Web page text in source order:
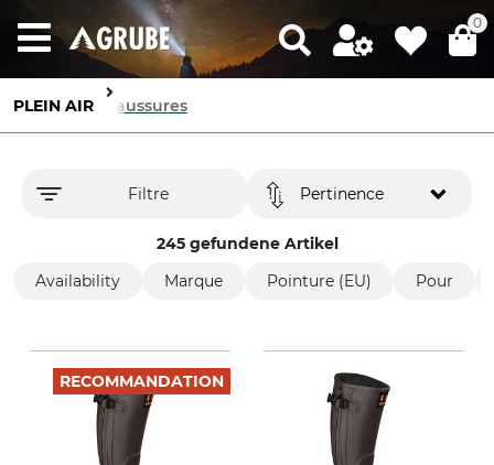
0
PLEIN AIR Chaussures
Filtre
245 gefundene Artikel
Pertinence
Availability Marque Pointure (EU) Pour
RECOMMANDATION